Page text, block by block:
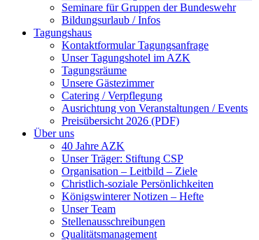
Seminare für Gruppen der Bundeswehr
Bildungsurlaub / Infos
Tagungshaus
Kontaktformular Tagungsanfrage
Unser Tagungshotel im AZK
Tagungsräume
Unsere Gästezimmer
Catering / Verpflegung
Ausrichtung von Veranstaltungen / Events
Preisübersicht 2026 (PDF)
Über uns
40 Jahre AZK
Unser Träger: Stiftung CSP
Organisation – Leitbild – Ziele
Christlich-soziale Persönlichkeiten
Königswinterer Notizen – Hefte
Unser Team
Stellenausschreibungen
Qualitätsmanagement